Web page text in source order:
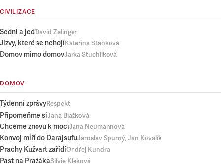
CIVILIZACE
Sedni a jeďDavid Zelinger
Jizvy, které se nehojíKateřina Staňková
Domov mimo domovJarka Stuchlíková
DOMOV
Týdenní zprávyRespekt
Připomeňme siJana Blažková
Chceme znovu k mociJana Neumannová
Konvoj míří do DarajsufuJaroslav Spurný, Jan Kovalík
Prachy Kužvart zařídíOndřej Kundra
Past na PražákaSilvie Kleková